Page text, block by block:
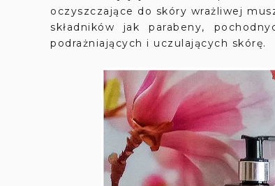
oczyszczające do skóry wrażliwej
składników jak parabeny,
podrażniających i uczulających skórę.